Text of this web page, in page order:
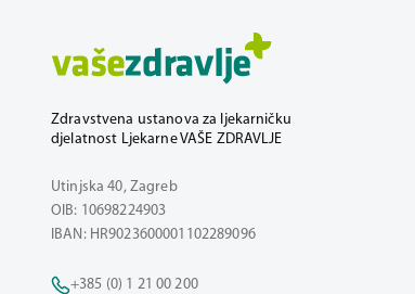
Zdravstvena ustanova za ljekarničku
djelatnost Ljekarne VAŠE ZDRAVLJE
Utinjska 40, Zagreb
OIB: 10698224903
IBAN: HR9023600001102289096
+385 (0) 1 21 00 200